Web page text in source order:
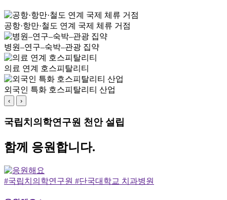
공항·항만·철도 연계 국제 체류 거점
병원–연구–숙박–관광 집약
의료 연계 호스피탈리티
외국인 특화 호스피탈리티 산업
‹ ›
국립치의학연구원 천안 설립
함께 응원합니다.
#국립치의학연구원 #단국대학교 치과병원